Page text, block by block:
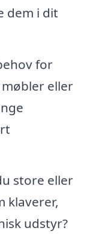
dem i dit
for
eller
store eller
klaverer,
udstyr?